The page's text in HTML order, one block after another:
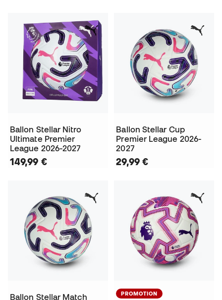
Ballon Stellar Nitro
Ultimate Premier
League 2026-2027
149,99 €
Ballon Stellar Cup
Premier League 2026-
2027
29,99 €
Ballon Stellar Match
PROMOTION